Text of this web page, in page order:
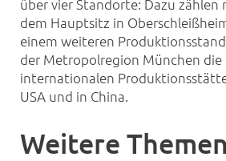
über vier Standorte: Dazu zählen
dem Hauptsitz in
einem weiteren
der Metropolregion München die
internationalen
USA und in China.
Weitere Themen